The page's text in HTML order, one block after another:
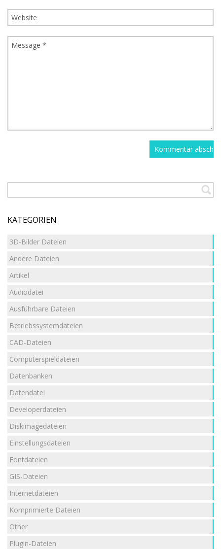
KATEGORIEN
3D-Bilder Dateien
Andere Dateien
Artikel
Audiodatei
Ausführbare Dateien
Betriebssystemdateien
CAD-Dateien
Computerspieldateien
Datenbanken
Datendatei
Developerdateien
Diskimagedateien
Einstellungsdateien
Fontdateien
GIS-Dateien
Internetdateien
Komprimierte Dateien
Other
Plugin-Dateien